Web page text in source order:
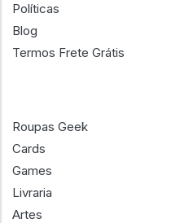
Políticas
Blog
Termos Frete Grátis
Roupas Geek
Cards
Games
Livraria
Artes